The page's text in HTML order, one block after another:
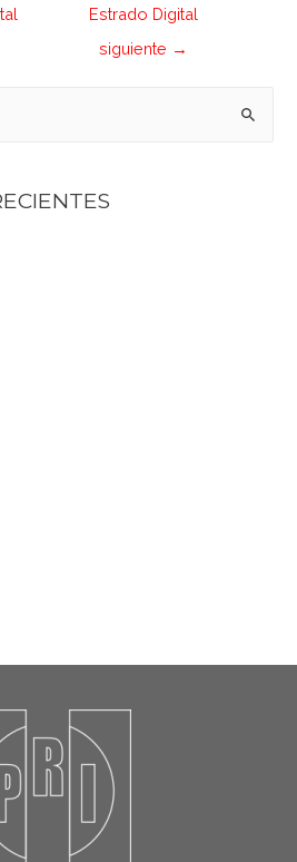
Estrado Digital
siguiente →